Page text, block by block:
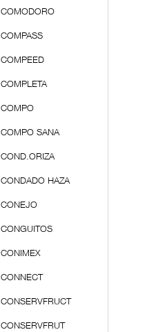
COMODORO
COMPASS
COMPEED
COMPLETA
COMPO
COMPO SANA
COND.ORIZA
CONDADO HAZA
CONEJO
CONGUITOS
CONIMEX
CONNECT
CONSERVFRUCT
CONSERVFRUT